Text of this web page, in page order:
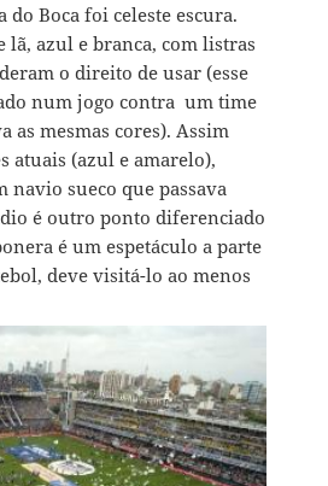
do Boca foi celeste escura.
lã, azul e branca, com listras
o direito de usar (esse
num jogo contra um time
as mesmas cores). Assim
atuais (azul e amarelo),
navio sueco que passava
é outro ponto diferenciado
é um espetáculo a parte
deve visitá-lo ao menos